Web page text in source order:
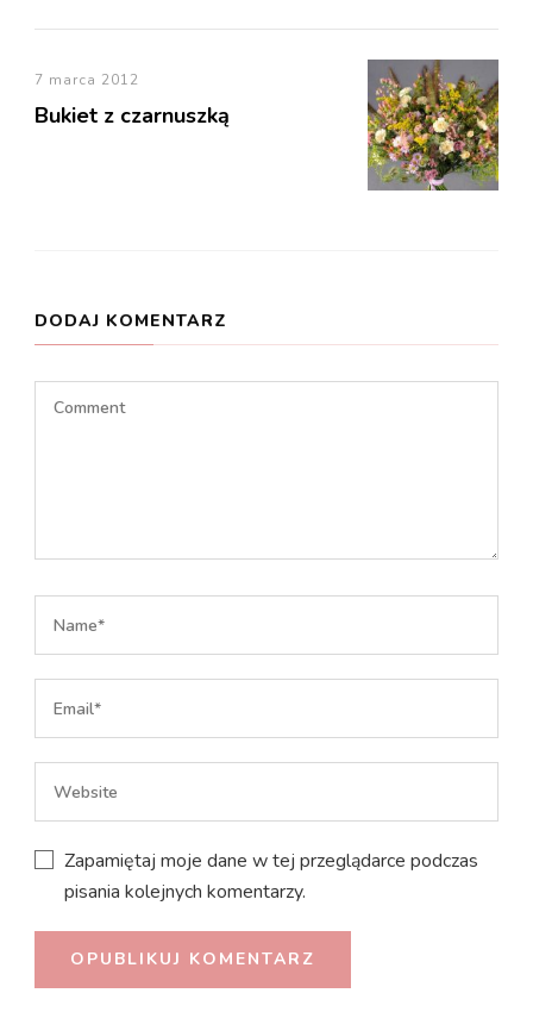
7 marca 2012
Bukiet z czarnuszką
DODAJ KOMENTARZ
Zapamiętaj moje dane w tej przeglądarce podczas
pisania kolejnych komentarzy.